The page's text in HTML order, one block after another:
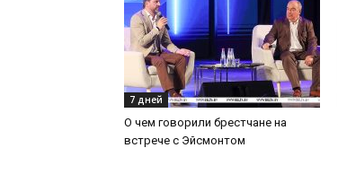
7 дней
О чем говорили брестчане на
встрече с Эйсмонтом